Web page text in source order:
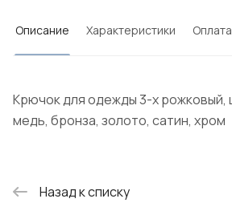
Описание Характеристики Оплата
Крючок для одежды 3-х рожковый,
медь, бронза, золото, сатин, хром
Назад к списку